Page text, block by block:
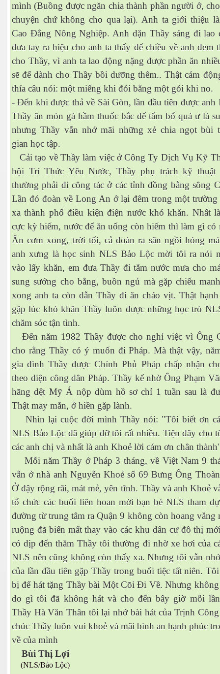
mình (Buồng được ngăn chia thành phần người ở,
chuyện chứ không cho qua lại). Anh ta giới thiệu
Cao Đẳng Nông Nghiệp. Anh dặn Thầy sáng đi lao
đưa tay ra hiệu cho anh ta thấy để chiều về anh đem
cho Thầy, vì anh ta lao động nặng được phần ăn
sẽ để dành cho Thầy bồi dưỡng thêm.. Thật cảm
thía câu nói: một miếng khi đói bằng một gói khi no.
- Đến khi được thả về Sài Gòn, lần đầu tiên được anh
Thầy ăn món gà hầm thuốc bắc để tẩm bổ quá ư là
nhưng Thầy vẫn nhớ mãi những xẻ chia ngọt bùi
gian học tập.
Cải tạo về Thầy làm việc ở Công Ty Dịch Vụ Kỹ
hội Trí Thức Yêu Nước, Thầy phụ trách kỹ thuật
thường phải đi công tác ở các tỉnh đồng bằng sông
Lần đó đoàn về Long An ở lại đêm trong một trường
xa thành phố điều kiện điện nước khó khăn. Nhất
cực kỳ hiếm, nước để ăn uống còn hiếm thì làm gì có
Ăn cơm xong, trời tối, cả đoàn ra sân ngồi hóng
anh xưng là học sinh NLS Bảo Lộc mời tôi ra nói
vào lấy khăn, em đưa Thầy đi tắm nước mưa cho
sung sướng cho bằng, buồn ngủ mà gặp chiếu
xong anh ta còn dẫn Thầy đi ăn cháo vịt. Thật
gặp lúc khó khăn Thầy luôn được những học trò
chăm sóc tận tình.
Đến năm 1982 Thầy được cho nghỉ việc vì Ông
cho rằng Thầy có ý muốn đi Pháp. Mà thật vậy,
gia đình Thầy được Chính Phủ Pháp chấp nhận
theo diện công dân Pháp. Thầy kể nhờ Ông Phạm
hãng dệt Mỹ Á nộp dùm hồ sơ chỉ 1 tuần sau là
Thật may mắn, ở hiền gặp lành.
Nhìn lại cuộc đời mình Thầy nói: "Tôi biết ơn
NLS Bảo Lộc đã giúp đỡ tôi rất nhiều. Tiện đây cho
các anh chị và nhất là anh Khoẻ lời cám ơn chân
Mỗi năm Thầy ở Pháp 3 tháng, về Việt Nam 9
vẫn ở nhà anh Nguyễn Khoẻ số 69 Bưng Ông
Ở đậy rộng rãi, mát mẻ, yên tĩnh. Thầy và anh Khoẻ
tổ chức các buổi liên hoan mời bạn bè NLS tham
đường từ trung tâm ra Quận 9 không còn hoang vắng
ruộng đã biến mất thay vào các khu dân cư đô thị
có dịp đến thăm Thầy tôi thường đi nhờ xe hơi của
NLS nên cũng không còn thấy xa. Nhưng tôi vẫn
của lần đầu tiên gặp Thầy trong buổi tiệc tất niên.
bị để hát tặng Thầy bài Một Cõi Đi Về. Nhưng
do gì tôi đã không hát và cho đến bây giờ mỗi
Thầy Hà Văn Thân tôi lại nhớ bài hát của Trịnh
chúc Thầy luôn vui khoẻ và mãi bình an hạnh phúc
về của mình
Bùi Thị Lợi
(NLS/Bảo Lộc)